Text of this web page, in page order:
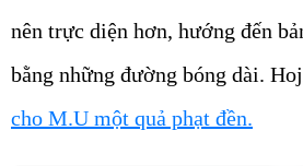
nên trực diện hơn, hướng đến
bằng những đường bóng dài.
cho M.U một quả phạt đền.